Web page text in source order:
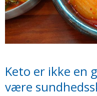
Keto er ikke en
være